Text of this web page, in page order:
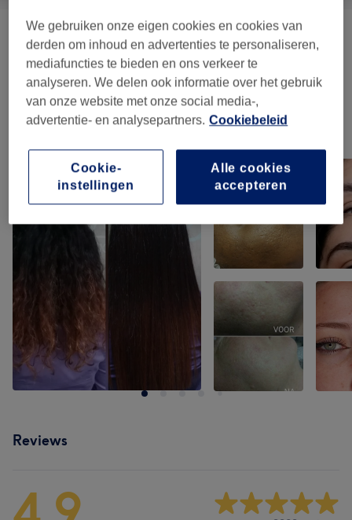
Huidverbetering (1) vanaf €0,85
Massages (2 vanaf €17
Klik op de afbeelding voor meer details
Reviews
We gebruiken onze eigen cookies en cookies van
derden om inhoud en advertenties te personaliseren,
mediafuncties te bieden en ons verkeer te
analyseren. We delen ook informatie over het gebruik
van onze website met onze social media-,
advertentie- en analysepartners. Cookiebeleid
Alle cookies
accepteren
Cookie-
instellingen